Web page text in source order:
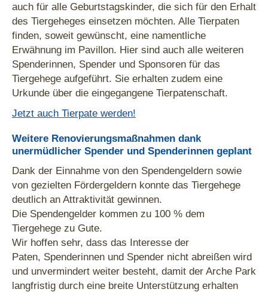
auch für alle Geburtstagskinder, die sich für den Erhalt
des Tiergeheges einsetzen möchten. Alle Tierpaten
finden, soweit gewünscht, eine namentliche
Erwähnung im Pavillon. Hier sind auch alle weiteren
Spenderinnen, Spender und Sponsoren für das
Tiergehege aufgeführt. Sie erhalten zudem eine
Urkunde über die eingegangene Tierpatenschaft.
Jetzt auch Tierpate werden!
Weitere Renovierungsmaßnahmen dank
unermüdlicher Spender und Spenderinnen geplant
Dank der Einnahme von den Spendengeldern sowie
von gezielten Fördergeldern konnte das Tiergehege
deutlich an Attraktivität gewinnen.
Die Spendengelder kommen zu 100 % dem
Tiergehege zu Gute.
Wir hoffen sehr, dass das Interesse der
Paten, Spenderinnen und Spender nicht abreißen wird
und unvermindert weiter besteht, damit der Arche Park
langfristig durch eine breite Unterstützung erhalten